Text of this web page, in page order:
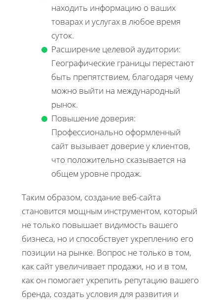
находить информацию о ваших
товарах и услугах в любое время
суток.
Расширение целевой аудитории:
Географические границы перестают
быть препятствием, благодаря чему
можно выйти на международный
рынок.
Повышение доверия:
Профессионально оформленный
сайт вызывает доверие у клиентов,
что положительно сказывается на
общем уровне продаж.
Таким образом, создание веб-сайта
становится мощным инструментом, который
не только повышает видимость вашего
бизнеса, но и способствует укреплению его
позиции на рынке. Вопрос не только в том,
как сайт увеличивает продажи, но и в том,
как он помогает укрепить репутацию вашего
бренда, создать условия для развития и